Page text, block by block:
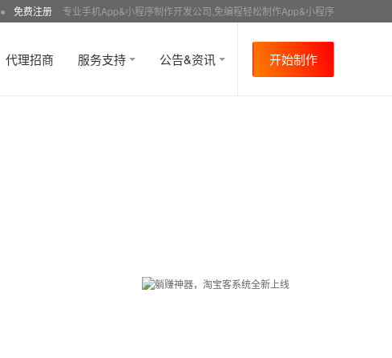
● 免费注册 专业手机App&小程序制作开发公司,免编程轻松制作App&小程序
代理招商 服务支持 公告&资讯 开始制作